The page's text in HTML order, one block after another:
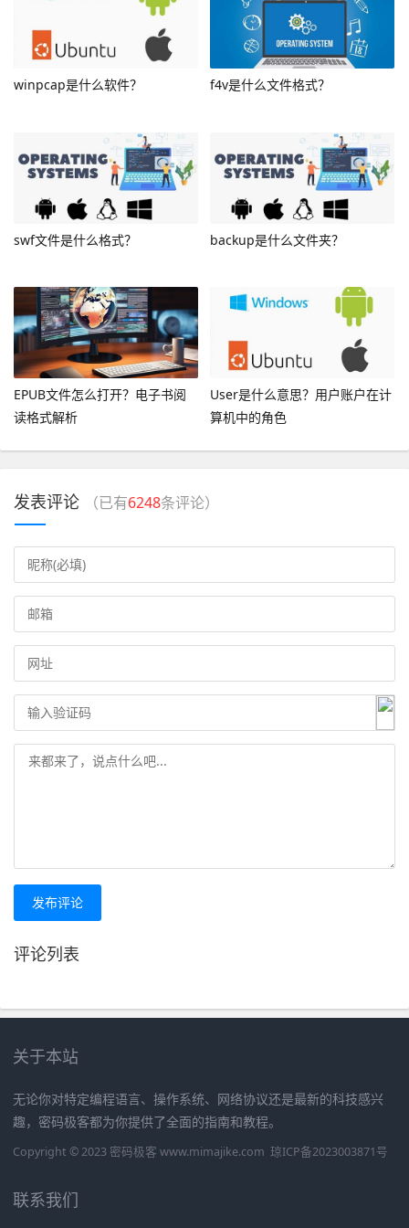
winpcap是什么软件？ f4v是什么文件格式？
swf文件是什么格式？ backup是什么文件夹？
EPUB文件怎么打开？电子书阅
读格式解析
User是什么意思？用户账户在计
算机中的角色
发表评论 （已有6248条评论）
发布评论
评论列表
关于本站
无论你对特定编程语言、操作系统、网络协议还是最新的科技感兴
趣，密码极客都为你提供了全面的指南和教程。
Copyright © 2023 密码极客 www.mimajike.com 琼ICP备2023003871号
联系我们